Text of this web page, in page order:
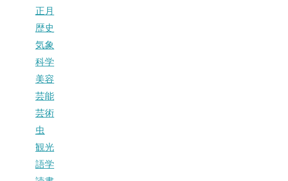
正月
歴史
気象
科学
美容
芸能
芸術
虫
観光
語学